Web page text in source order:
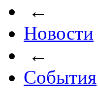
←
Новости
←
События